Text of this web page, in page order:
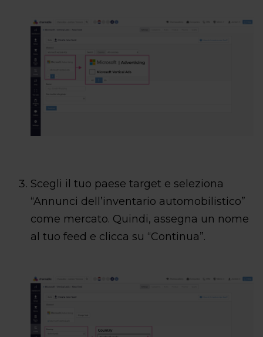
Scegli il tuo paese target e seleziona
“Annunci dell’inventario automobilistico”
come mercato. Quindi, assegna un nome
al tuo feed e clicca su “Continua”.